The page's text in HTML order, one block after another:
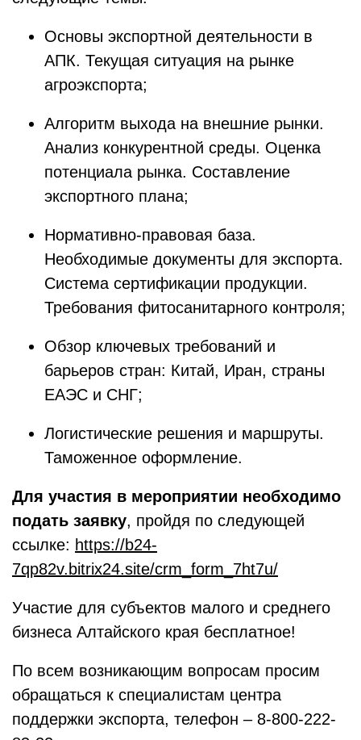
Основы экспортной деятельности в
АПК. Текущая ситуация на рынке
агроэкспорта;
Алгоритм выхода на внешние рынки.
Анализ конкурентной среды. Оценка
потенциала рынка. Составление
экспортного плана;
Нормативно-правовая база.
Необходимые документы для экспорта.
Система сертификации продукции.
Требования фитосанитарного контроля;
Обзор ключевых требований и
барьеров стран: Китай, Иран, страны
ЕАЭС и СНГ;
Логистические решения и маршруты.
Таможенное оформление.
Для участия в мероприятии необходимо
подать заявку, пройдя по следующей
ссылке: https://b24-
7qp82v.bitrix24.site/crm_form_7ht7u/
Участие для субъектов малого и среднего
бизнеса Алтайского края бесплатное!
По всем возникающим вопросам просим
обращаться к специалистам центра
поддержки экспорта, телефон – 8-800-222-